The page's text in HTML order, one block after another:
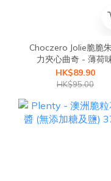
Choczero Jolie脆脆
力夾心曲奇 - 薄荷
HK$89.90
HK$95.00